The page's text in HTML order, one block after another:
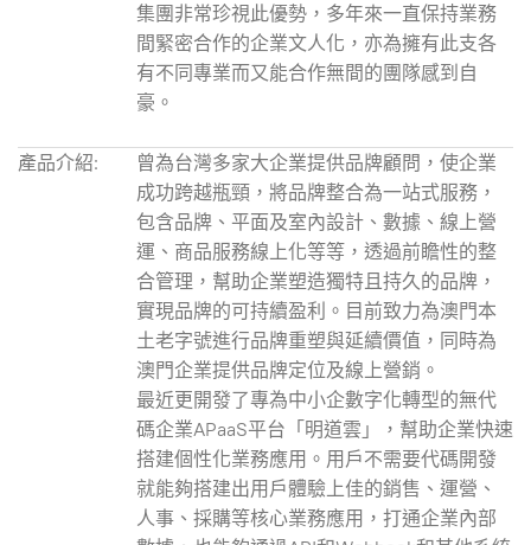
集團非常珍視此優勢，多年來一直保持業務
間緊密合作的企業文人化，亦為擁有此支各
有不同專業而又能合作無間的團隊感到自
豪。
產品介紹:
曾為台灣多家大企業提供品牌顧問，使企業
成功跨越瓶頸，將品牌整合為一站式服務，
包含品牌、平面及室內設計、數據、線上營
運、商品服務線上化等等，透過前瞻性的整
合管理，幫助企業塑造獨特且持久的品牌，
實現品牌的可持續盈利。目前致力為澳門本
土老字號進行品牌重塑與延續價值，同時為
澳門企業提供品牌定位及線上營銷。
最近更開發了專為中小企數字化轉型的無代
碼企業APaaS平台「明道雲」，幫助企業快速
搭建個性化業務應用。用戶不需要代碼開發
就能夠搭建出用戶體驗上佳的銷售、運營、
人事、採購等核心業務應用，打通企業內部